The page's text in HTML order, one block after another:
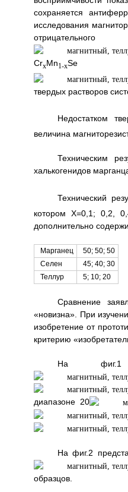
сохраняется
исследования
CrxMn1-xSe
твердых растворов
Недостатком
величина
Техническим
халькогенидов
Технический
котором Х=0,1; 0,2,
дополнительно
Марганец
50; 50; 50
Селен
45; 40; 30
Теллур
5; 10; 20
Сравнение
«новизна». При
изобретение от
критерию
На фиг.1
диапазоне 20
На фиг.2
образцов.